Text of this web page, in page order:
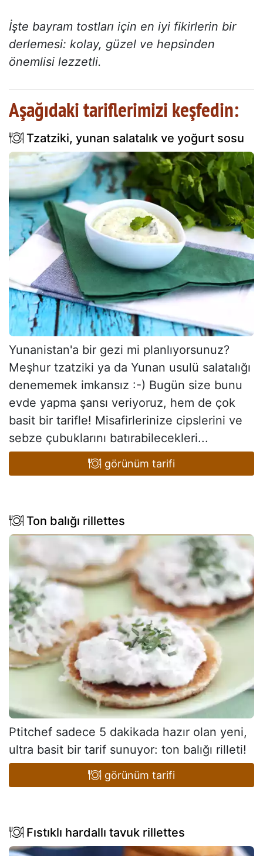
İşte bayram tostları için en iyi fikirlerin bir
derlemesi: kolay, güzel ve hepsinden
önemlisi lezzetli.
Aşağıdaki tariflerimizi keşfedin:
Tzatziki, yunan salatalık ve yoğurt sosu
Yunanistan'a bir gezi mi planlıyorsunuz?
Meşhur tzatziki ya da Yunan usulü salatalığı
denememek imkansız :-) Bugün size bunu
evde yapma şansı veriyoruz, hem de çok
basit bir tarifle! Misafirlerinize cipslerini ve
sebze çubuklarını batırabilecekleri...
görünüm tarifi
Ton balığı rillettes
Ptitchef sadece 5 dakikada hazır olan yeni,
ultra basit bir tarif sunuyor: ton balığı rilleti!
görünüm tarifi
Fıstıklı hardallı tavuk rillettes